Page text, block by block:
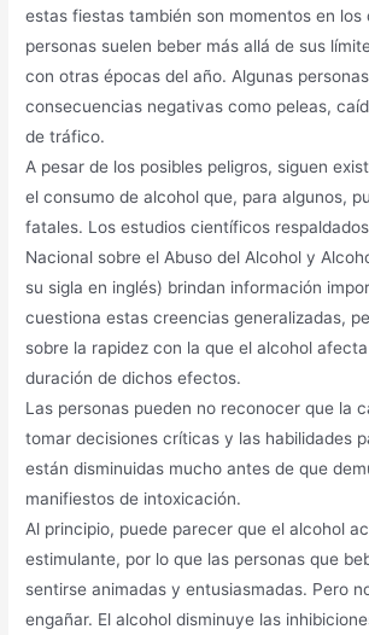
estas fiestas también son momentos en los
personas suelen beber más allá de sus
con otras épocas del año. Algunas
consecuencias negativas como peleas,
de tráfico.
A pesar de los posibles peligros, siguen
el consumo de alcohol que, para algunos,
fatales. Los estudios científicos
Nacional sobre el Abuso del Alcohol y
su sigla en inglés) brindan información
cuestiona estas creencias generalizadas,
sobre la rapidez con la que el alcohol
duración de dichos efectos.
Las personas pueden no reconocer que la
tomar decisiones críticas y las habilidades
están disminuidas mucho antes de que
manifiestos de intoxicación.
Al principio, puede parecer que el alcohol
estimulante, por lo que las personas que
sentirse animadas y entusiasmadas. Pero
engañar. El alcohol disminuye las